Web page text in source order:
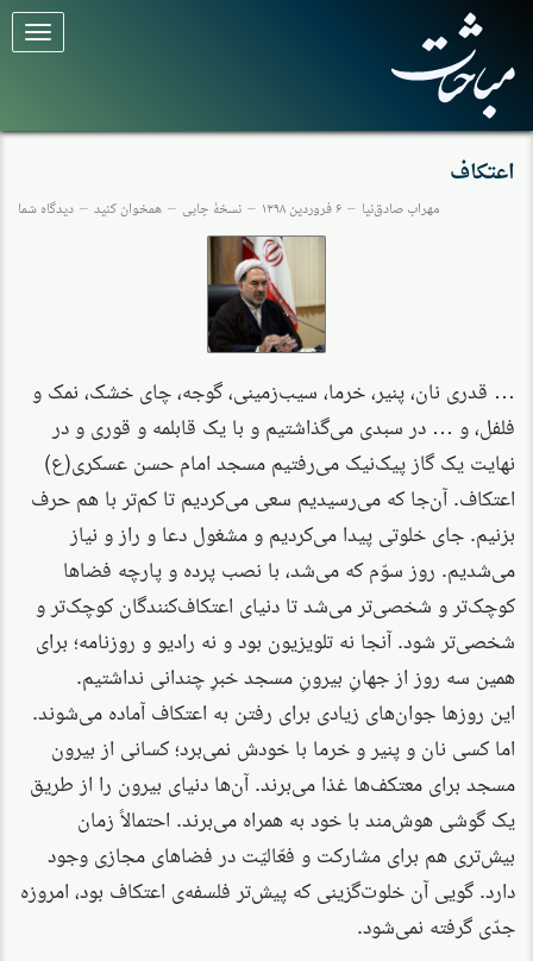
برای
تغییر
کنید
اعتکاف
مهراب صادق‌نیا ۶ فروردین ۱۳۹۸ نسخهٔ چاپی همخوان کنید دیدگاه شما
… قدری نان، پنیر، خرما، سیب‌زمینی، گوجه، چای خشک، نمک و
فلفل، و … در سبدی می‌گذاشتیم و با یک قابلمه و قوری و در
نهایت یک گاز پیک‌نیک می‌رفتیم مسجد امام حسن عسکری(ع)
اعتکاف. آن‌جا که می‌رسیدیم سعی می‌کردیم تا کم‌تر با هم حرف
بزنیم. جای خلوتی پیدا می‌کردیم و مشغول دعا و راز و نیاز
می‌شدیم. روز سوّم که می‌شد، با نصب پرده و پارچه فضاها
کوچک‌تر و شخصی‌تر می‌شد تا دنیای اعتکاف‌کنندگان کوچک‌تر و
شخصی‌تر شود. آنجا نه تلویزیون بود و نه رادیو و روزنامه؛ برای
همین سه روز از جهانِ بیرونِ مسجد خبرِ چندانی نداشتیم.
این روزها جوان‌های زیادی برای رفتن به اعتکاف آماده می‌شوند.
اما کسی نان و پنیر و خرما با خودش نمی‌برد؛ کسانی از بیرون
مسجد برای معتکف‌ها غذا می‌برند. آن‌ها دنیای بیرون را از طریق
یک گوشی هوش‌مند با خود به همراه می‌برند. احتمالاً زمان
بیش‌تری هم برای مشارکت و فعّالیّت در فضاهای مجازی وجود
دارد. گویی آن خلوت‌گزینی که پیش‌تر فلسفه‌ی اعتکاف بود، امروزه
جدّی گرفته نمی‌شود.